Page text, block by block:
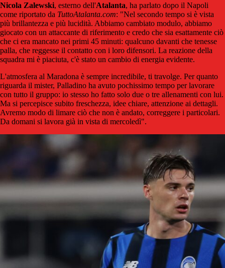
Nicola Zalewski, esterno dell'Atalanta, ha parlato dopo il Napoli
come riportato da TuttoAtalanta.com: "Nel secondo tempo si è vista
più brillantezza e più lucidità. Abbiamo cambiato modulo, abbiamo
giocato con un attaccante di riferimento e credo che sia esattamente ciò
che ci era mancato nei primi 45 minuti: qualcuno davanti che tenesse
palla, che reggesse il contatto con i loro difensori. La reazione della
squadra mi è piaciuta, c'è stato un cambio di energia evidente.
L'atmosfera al Maradona è sempre incredibile, ti travolge. Per quanto
riguarda il mister, Palladino ha avuto pochissimo tempo per lavorare
con tutto il gruppo: io stesso ho fatto solo due o tre allenamenti con lui.
Ma si percepisce subito freschezza, idee chiare, attenzione ai dettagli.
Avremo modo di limare ciò che non è andato, correggere i particolari.
Da domani si lavora già in vista di mercoledì".